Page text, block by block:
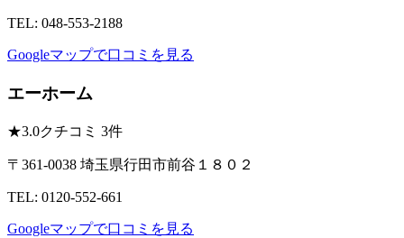
TEL: 048-553-2188
Googleマップで口コミを見る
エーホーム
★3.0クチコミ 3件
〒361-0038 埼玉県行田市前谷１８０２
TEL: 0120-552-661
Googleマップで口コミを見る